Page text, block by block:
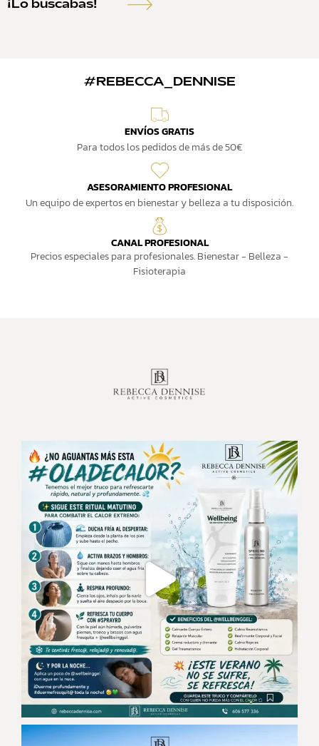
¡Lo buscabas!
#REBECCA_DENNISE
ENVÍOS GRATIS
Para todos los pedidos de más de 50€
ASESORAMIENTO PROFESIONAL
Un equipo de expertos en bienestar y belleza a tu disposición.
CANAL PROFESIONAL
Precios especiales para profesionales. Bienestar - Belleza -
Fisioterapia